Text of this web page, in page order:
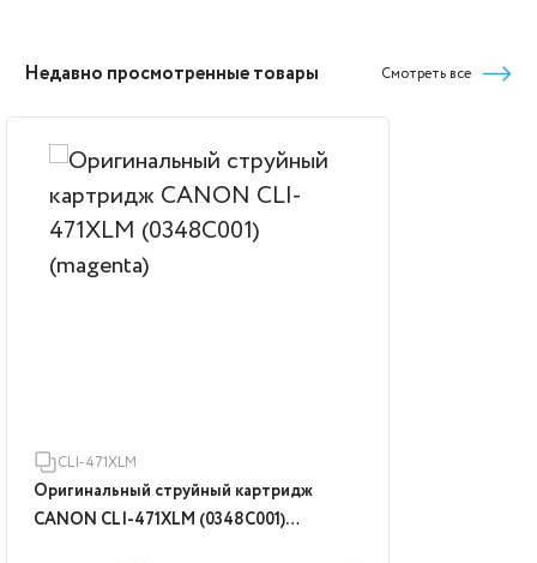
Недавно просмотренные товары Смотреть все
CLI-471XLМ
Оригинальный струйный картридж
CANON CLI-471XLМ (0348C001)